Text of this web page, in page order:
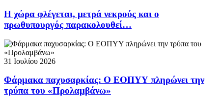
Η χώρα φλέγεται, μετρά νεκρούς και ο
πρωθυπουργός παρακολουθεί…
31 Ιουλίου 2026
Φάρμακα παχυσαρκίας: Ο ΕΟΠΥΥ πληρώνει την
τρύπα του «Προλαμβάνω»